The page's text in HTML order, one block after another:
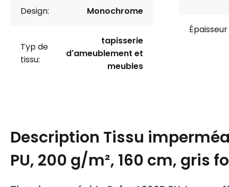
Design: Monochrome
Typ de
tissu:
tapisserie
d'ameublement et
meubles
Épaisseur
Description Tissu
PU, 200 g/m², 160 cm, gris